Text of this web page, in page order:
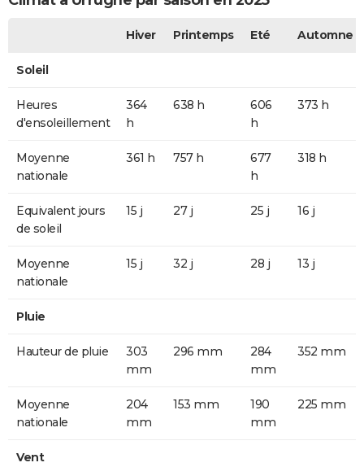
Hiver Printemps Eté Automne
Soleil
Heures
d'ensoleillement
364
h
638 h
606
h
373 h
Moyenne
nationale
361 h 757 h
677
h
318 h
Equivalent jours
de soleil
15 j 27 j 25 j 16 j
Moyenne
nationale
15 j 32 j 28 j 13 j
Pluie
Hauteur de pluie
303
mm
296 mm
284
mm
352 mm
Moyenne
nationale
204
mm
153 mm
190
mm
225 mm
Vent